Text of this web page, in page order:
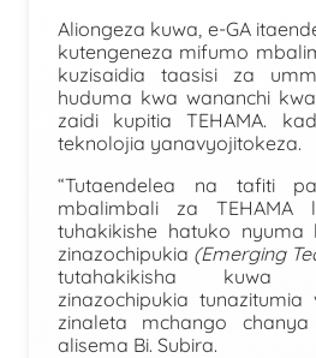
Aliongeza kuwa, e-GA
kutengeneza mifumo
kuzisaidia taasisi za
huduma kwa wananchi
zaidi kupitia TEHAMA.
teknolojia yanavyojitokeza.
“Tutaendelea na tafiti
mbalimbali za TEHAMA
tuhakikishe hatuko nyuma
zinazochipukia (Emerging
tutahakikisha kuwa
zinazochipukia tunazitumia
zinaleta mchango chanya
alisema Bi. Subira.